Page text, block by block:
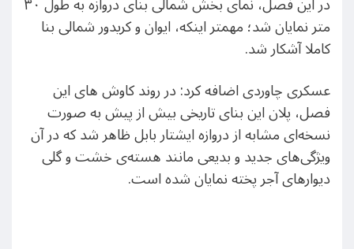
متر نمایان شد؛ مهمتر اینکه، ایوان و کریدور شمالی بنا
کاملا آشکار شد.
عسکری چاوردی اضافه کرد: در روند کاوش های این
فصل، پلان این بنای تاریخی بیش از پیش به صورت
نسخه‌ای مشابه از دروازه ایشتار بابل ظاهر شد که در آن
ویژگی‌های جدید و بدیعی مانند هسته‌ی خشت و گلی
دیوارهای آجر پخته‌ نمایان شده است.